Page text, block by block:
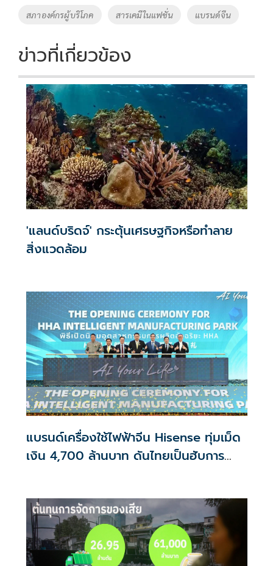
k k
สภาองค์กรผู้บริโภค สารเคมีในแฟชั่น แบรนด์จีน
ข่าวที่เกี่ยวข้อง
'แลนด์บริดจ์' กระตุ้นเศรษฐกิจหรือทำลาย
สิ่งแวดล้อม
แบรนด์เครื่องใช้ไฟฟ้าจีน Hisense ทุ่มเม็ด
เงิน 4,700 ล้านบาท ดันไทยเป็นฮับการ